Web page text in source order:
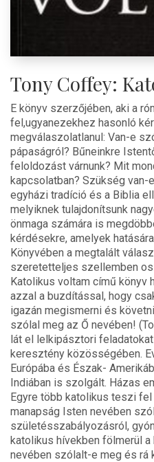
Tony Coffey:
E könyv szerzőjében, aki a
fel,ugyanezekhez hasonló
megválaszolatlanul: Van-e
pápaságról? Bűneinkre
feloldozást várnunk? Mit
kapcsolatban? Szükség
egyházi tradíció és a Biblia
melyiknek tulajdonítsunk
önmaga számára is
kérdésekre, amelyek
Könyvében a megtalált
szeretetteljes szellemben
Katolikus voltam című könyv
azzal a buzdítással, hogy
igazán megismerni és
szólal meg az Ő nevében!
lát el lelkipásztori
keresztény közösségében.
Európába és Észak-
Indiában is szolgált. Házas
Egyre több katolikus teszi fel
manapság Isten nevében
születésszabályozásról,
katolikus hívekben fölmerül
nevében szólalt-e meg és rá